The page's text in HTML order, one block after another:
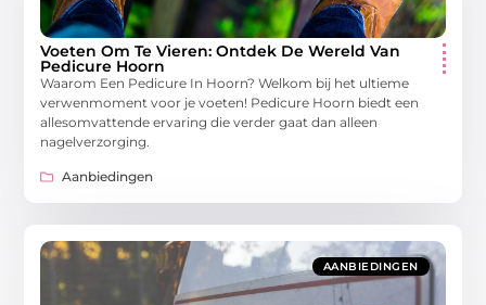
Voeten Om Te Vieren: Ontdek De Wereld Van
Pedicure Hoorn
Waarom Een Pedicure In Hoorn? Welkom bij het ultieme
verwenmoment voor je voeten! Pedicure Hoorn biedt een
allesomvattende ervaring die verder gaat dan alleen
nagelverzorging.
Aanbiedingen
AANBIEDINGEN